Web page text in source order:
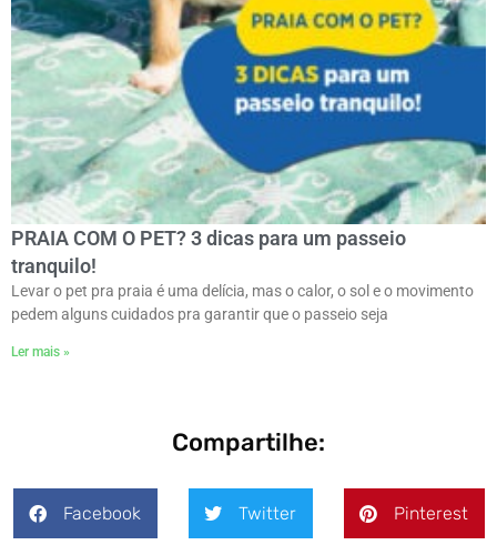
PRAIA COM O PET? 3 dicas para um passeio
tranquilo!
Levar o pet pra praia é uma delícia, mas o calor, o sol e o movimento
pedem alguns cuidados pra garantir que o passeio seja
Ler mais »
Compartilhe:
Facebook Twitter Pinterest